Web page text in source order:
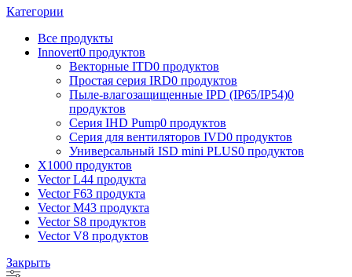
Категории
Все продукты
Innovert0 продуктов
Векторные ITD0 продуктов
Простая серия IRD0 продуктов
Пыле-влагозащищенные IPD (IP65/IP54)0
продуктов
Серия IHD Pump0 продуктов
Серия для вентиляторов IVD0 продуктов
Универсальный ISD mini PLUS0 продуктов
X1000 продуктов
Vector L44 продукта
Vector F63 продукта
Vector M43 продукта
Vector S8 продуктов
Vector V8 продуктов
Закрыть